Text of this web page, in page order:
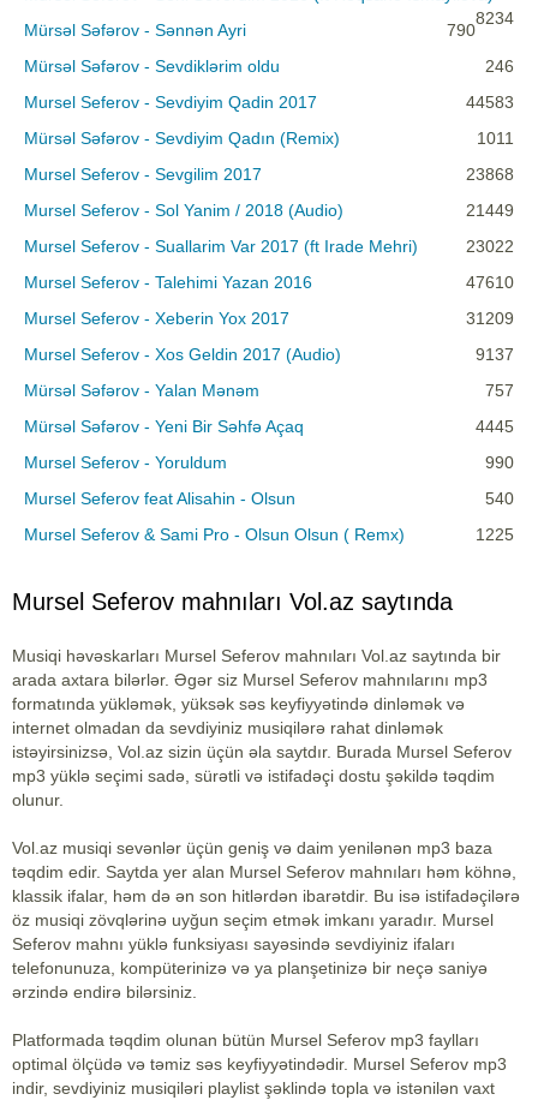
8234
Mürsəl Səfərov - Sənnən Ayri
790
Mürsəl Səfərov - Sevdiklərim oldu
246
Mursel Seferov - Sevdiyim Qadin 2017
44583
Mürsəl Səfərov - Sevdiyim Qadın (Remix)
1011
Mursel Seferov - Sevgilim 2017
23868
Mursel Seferov - Sol Yanim / 2018 (Audio)
21449
Mursel Seferov - Suallarim Var 2017 (ft Irade Mehri)
23022
Mursel Seferov - Talehimi Yazan 2016
47610
Mursel Seferov - Xeberin Yox 2017
31209
Mursel Seferov - Xos Geldin 2017 (Audio)
9137
Mürsəl Səfərov - Yalan Mənəm
757
Mürsəl Səfərov - Yeni Bir Səhfə Açaq
4445
Mursel Seferov - Yoruldum
990
Mursel Seferov feat Alisahin - Olsun
540
Mursel Seferov & Sami Pro - Olsun Olsun ( Remx)
1225
Mursel Seferov mahnıları Vol.az saytında
Musiqi həvəskarları Mursel Seferov mahnıları Vol.az saytında bir
arada axtara bilərlər. Əgər siz Mursel Seferov mahnılarını mp3
formatında yükləmək, yüksək səs keyfiyyətində dinləmək və
internet olmadan da sevdiyiniz musiqilərə rahat dinləmək
istəyirsinizsə, Vol.az sizin üçün əla saytdır. Burada Mursel Seferov
mp3 yüklə seçimi sadə, sürətli və istifadəçi dostu şəkildə təqdim
olunur.
Vol.az musiqi sevənlər üçün geniş və daim yenilənən mp3 baza
təqdim edir. Saytda yer alan Mursel Seferov mahnıları həm köhnə,
klassik ifalar, həm də ən son hitlərdən ibarətdir. Bu isə istifadəçilərə
öz musiqi zövqlərinə uyğun seçim etmək imkanı yaradır. Mursel
Seferov mahnı yüklə funksiyası sayəsində sevdiyiniz ifaları
telefonunuza, kompüterinizə və ya planşetinizə bir neçə saniyə
ərzində endirə bilərsiniz.
Platformada təqdim olunan bütün Mursel Seferov mp3 faylları
optimal ölçüdə və təmiz səs keyfiyyətindədir. Mursel Seferov mp3
indir, sevdiyiniz musiqiləri playlist şəklində topla və istənilən vaxt